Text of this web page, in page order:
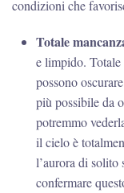
condizioni che
Totale
e limpido. Totale
possono
più possibile da
potremmo
il cielo è
l’aurora di solito
confermare